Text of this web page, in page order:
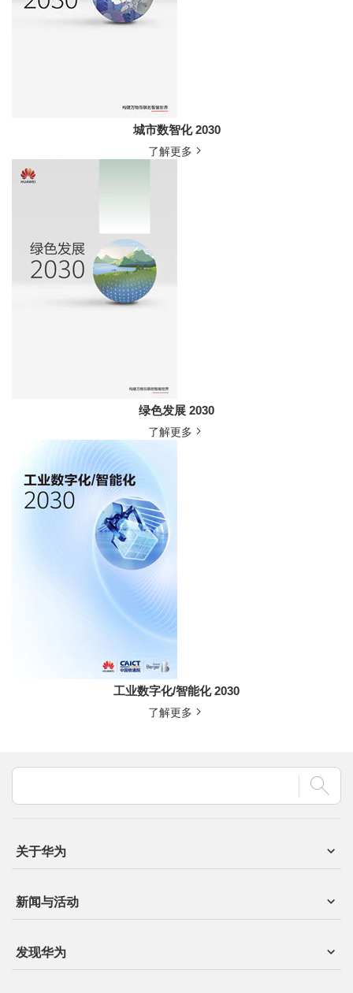
城市数智化 2030
了解更多
绿色发展 2030
了解更多
工业数字化/智能化 2030
了解更多
关于华为
新闻与活动
发现华为